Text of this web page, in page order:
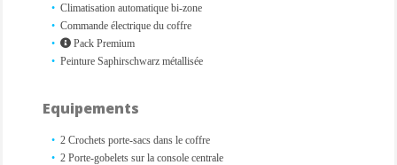
Climatisation automatique bi-zone
Commande électrique du coffre
Pack Premium
Peinture Saphirschwarz métallisée
Equipements
2 Crochets porte-sacs dans le coffre
2 Porte-gobelets sur la console centrale